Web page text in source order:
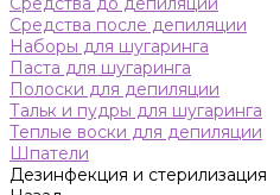
Средства после депиляции
Наборы для шугаринга
Паста для шугаринга
Полоски для депиляции
Тальк и пудры для шугаринга
Теплые воски для депиляции
Шпатели
Дезинфекция и стерилизация